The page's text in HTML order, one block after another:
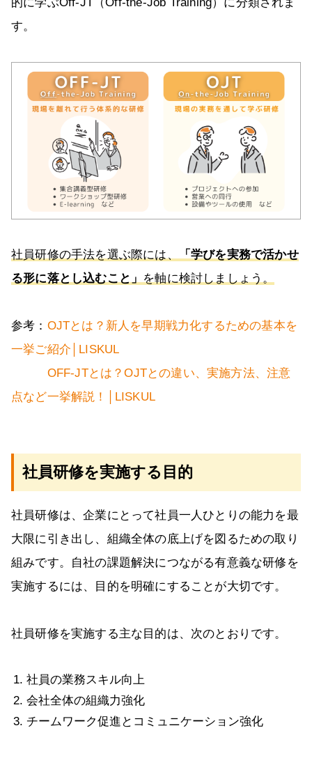
す。
社員研修の手法を選ぶ際には、
「学びを実務で活かせ
る形に落とし込むこと」 を軸に検討しましょう。
参考： OJTとは？新人を早期戦力化するための基本を
一挙ご紹介│LISKUL
OFF-JTとは？OJTとの違い、実施方法、注意
点など一挙解説！│LISKUL
社員研修を実施する目的
社員研修は、企業にとって社員一人ひとりの能力を最
大限に引き出し、組織全体の底上げを図るための取り
組みです。自社の課題解決につながる有意義な研修を
実施するには、目的を明確にすることが大切です。
社員研修を実施する主な目的は、次のとおりです。
社員の業務スキル向上
会社全体の組織力強化
チームワーク促進とコミュニケーション強化